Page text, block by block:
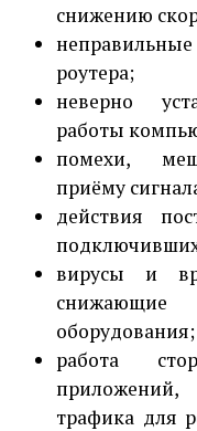
снижению
роутера;
неверно
работы
помехи,
приёму
действия
вирусы и
снижающие
оборудования;
работа
трафика для